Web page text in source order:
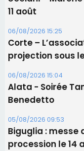
11 août
06/08/2026 15:25
Corte –
projection sous
06/08/2026 15:04
Alata - Soirée
Benedetto
05/08/2026 09:53
Biguglia : messe
procession le 14